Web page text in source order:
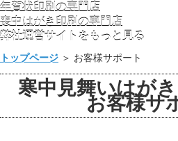
年賀状印刷の専門店
喪中はがき印刷の専門店
弊社運営サイトをもっと見る
トップページ ＞ お客様サポート
寒中見舞いはが
お客様サ